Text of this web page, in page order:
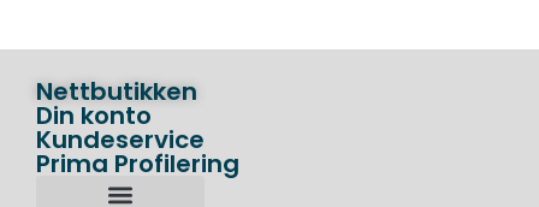
Nettbutikken
Din konto
Kundeservice
Prima Profilering